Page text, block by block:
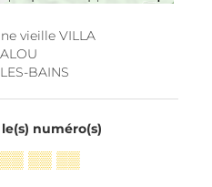
vieille VILLA
BAINS
numéro(s)
▒▒ ▒▒ ▒▒